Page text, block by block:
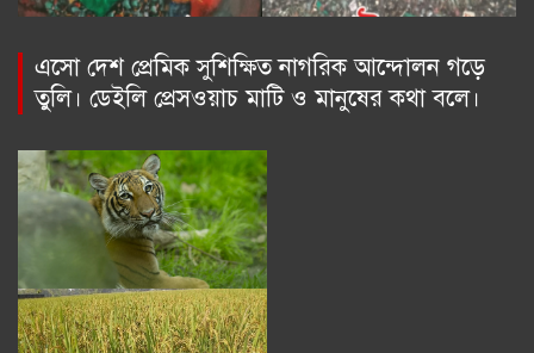
এসো দেশ প্রেমিক সুশিক্ষিত নাগরিক আন্দোলন গড়ে
তুলি। ডেইলি প্রেসওয়াচ মাটি ও মানুষের কথা বলে।